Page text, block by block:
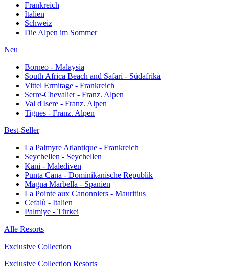
Frankreich
Italien
Schweiz
Die Alpen im Sommer
Neu
Borneo - Malaysia
South Africa Beach and Safari - Südafrika
Vittel Ermitage - Frankreich
Serre-Chevalier - Franz. Alpen
Val d'Isere - Franz. Alpen
Tignes - Franz. Alpen
Best-Seller
La Palmyre Atlantique - Frankreich
Seychellen - Seychellen
Kani - Malediven
Punta Cana - Dominikanische Republik
Magna Marbella - Spanien
La Pointe aux Canonniers - Mauritius
Cefalù - Italien
Palmiye - Türkei
Alle Resorts
Exclusive Collection
Exclusive Collection Resorts